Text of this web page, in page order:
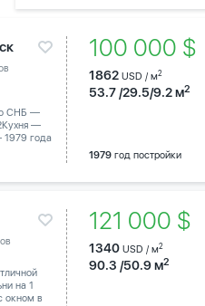
СНБ —
—
года
100 000
1862 USD / м2
53.7 /29.5/9.2 м2
1979год постройки
на 1
окном в
121 000 $
1340 USD / м2
90.3 /50.9 м2